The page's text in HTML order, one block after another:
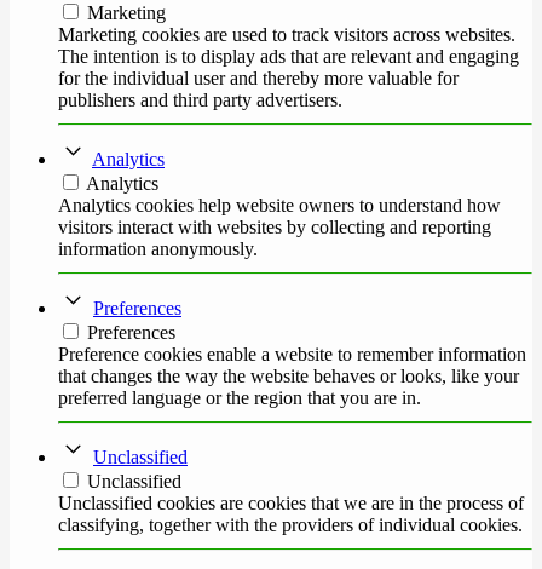
Marketing
Marketing cookies are used to track visitors across websites.
The intention is to display ads that are relevant and engaging
for the individual user and thereby more valuable for
publishers and third party advertisers.
Analytics
Analytics
Analytics cookies help website owners to understand how
visitors interact with websites by collecting and reporting
information anonymously.
Preferences
Preferences
Preference cookies enable a website to remember information
that changes the way the website behaves or looks, like your
preferred language or the region that you are in.
Unclassified
Unclassified
Unclassified cookies are cookies that we are in the process of
classifying, together with the providers of individual cookies.